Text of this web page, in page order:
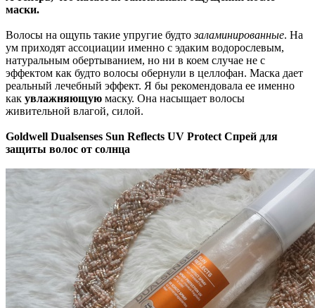
маски.
Волосы на ощупь такие упругие будтозаламинированные. На
ум приходят ассоциации именно с эдаким водорослевым,
натуральным обертыванием, но ни в коем случае не с
эффектом как будто волосы обернули в целлофан. Маска дает
реальный лечебный эффект. Я бы рекомендовала ее именно
как увлажняющую маску. Она насыщает волосы
живительной влагой, силой.
Goldwell Dualsenses Sun Reflects UV Protect Спрей для
защиты волос от солнца